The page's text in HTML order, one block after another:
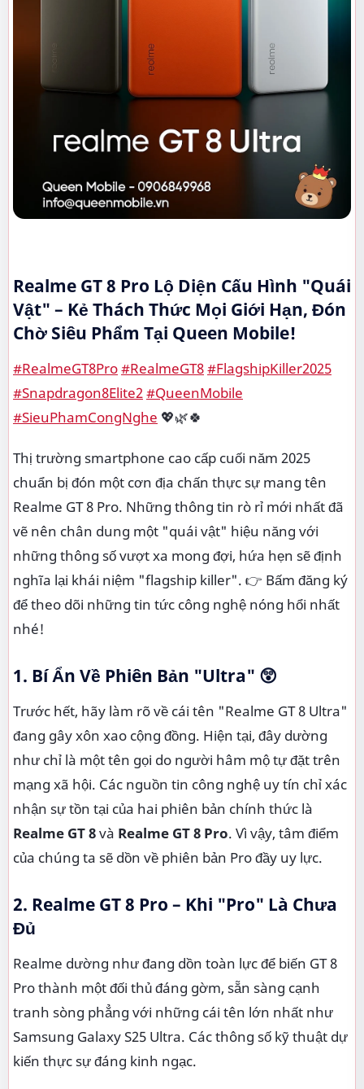
Realme GT 8 Pro Lộ Diện Cấu Hình "Quái
Vật" – Kẻ Thách Thức Mọi Giới Hạn, Đón
Chờ Siêu Phẩm Tại Queen Mobile!
#RealmeGT8Pro#RealmeGT8#FlagshipKiller2025
#Snapdragon8Elite2#QueenMobile
#SieuPhamCongNghe 💖🌿🍀
Thị trường smartphone cao cấp cuối năm 2025
chuẩn bị đón một cơn địa chấn thực sự mang tên
Realme GT 8 Pro. Những thông tin rò rỉ mới nhất đã
vẽ nên chân dung một "quái vật" hiệu năng với
những thông số vượt xa mong đợi, hứa hẹn sẽ định
nghĩa lại khái niệm "flagship killer". 👉 Bấm đăng ký
để theo dõi những tin tức công nghệ nóng hổi nhất
nhé!
1. Bí Ẩn Về Phiên Bản "Ultra" 😲
Trước hết, hãy làm rõ về cái tên "Realme GT 8 Ultra"
đang gây xôn xao cộng đồng. Hiện tại, đây dường
như chỉ là một tên gọi do người hâm mộ tự đặt trên
mạng xã hội. Các nguồn tin công nghệ uy tín chỉ xác
nhận sự tồn tại của hai phiên bản chính thức là
Realme GT 8và Realme GT 8 Pro. Vì vậy, tâm điểm
của chúng ta sẽ dồn về phiên bản Pro đầy uy lực.
2. Realme GT 8 Pro – Khi "Pro" Là Chưa
Đủ
Realme dường như đang dồn toàn lực để biến GT 8
Pro thành một đối thủ đáng gờm, sẵn sàng cạnh
tranh sòng phẳng với những cái tên lớn nhất như
Samsung Galaxy S25 Ultra. Các thông số kỹ thuật dự
kiến thực sự đáng kinh ngạc.